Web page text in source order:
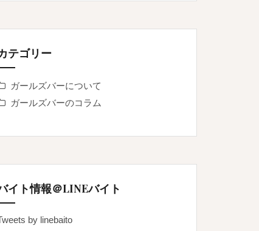
テゴリー
ガールズバーについて
ガールズバーのコラム
イト情報＠LINEバイト
by linebaito